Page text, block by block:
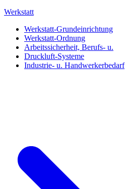
Werkstatt
Werkstatt-Grundeinrichtung
Werkstatt-Ordnung
Arbeitssicherheit, Berufs- u.
Druckluft-Systeme
Industrie- u. Handwerkerbedarf